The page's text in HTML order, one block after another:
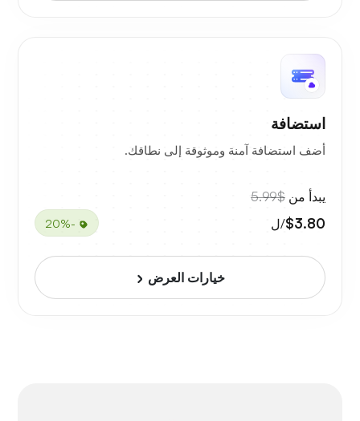
استضافة
أضف استضافة آمنة وموثوقة إلى نطاقك.
يبدأ من $5.99
$3.80/ل -20%
خيارات العرض